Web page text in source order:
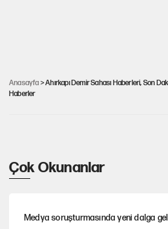
Anasayfa > Ahırkapı Demir Sahası Haberleri, Son
Haberler
İstanbul'da kargo gemisi
çarptı
Çok Okunanlar
Medya soruşturmasında yeni dalga